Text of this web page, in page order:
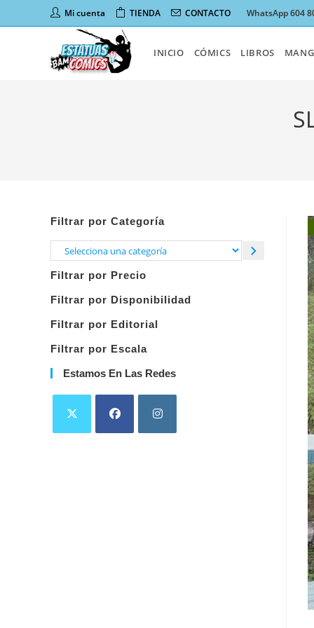
al
Mi cuenta TIENDA CONTACTO WhatsApp 604
INICIO CÓMICS LIBROS
Filtrar por Categoría
Selecciona
categoría
Filtrar por Precio
Filtrar por Disponibilidad
Filtrar por Editorial
Filtrar por Escala
Estamos En Las Redes